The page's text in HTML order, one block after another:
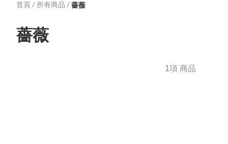
首頁 / 所有商品 / 薔薇
薔薇
1項 商品